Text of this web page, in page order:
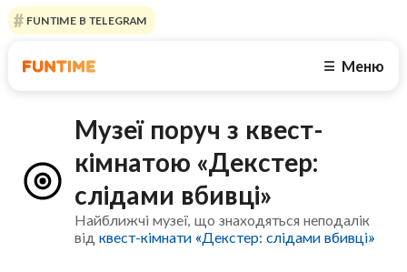
FUNTIME В TELEGRAM
☰ Меню
Музеї поруч з квест-
кімнатою «Декстер:
слідами вбивці»
Найближчі музеї, що знаходяться неподалік
відквест-кімнати «Декстер: слідами вбивці»